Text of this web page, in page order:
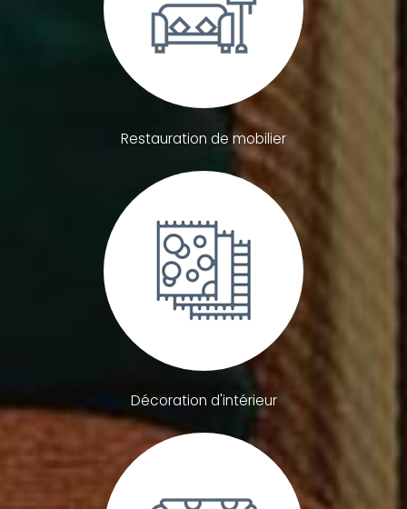
Restauration de mobilier
Décoration d'intérieur